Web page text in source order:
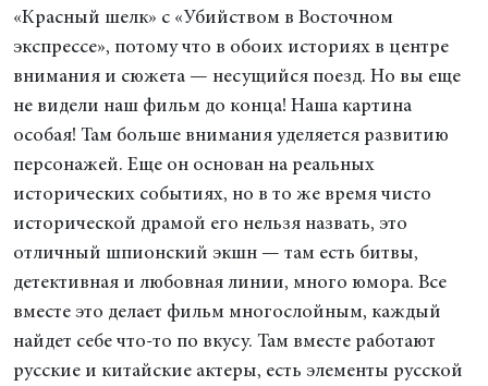
«Красный шелк» с «Убийством в Восточном
экспрессе», потому что в обоих историях в центре
внимания и сюжета — несущийся поезд. Но вы еще
не видели наш фильм до конца! Наша картина
особая! Там больше внимания уделяется развитию
персонажей. Еще он основан на реальных
исторических событиях, но в то же время чисто
исторической драмой его нельзя назвать, это
отличный шпионский экшн — там есть битвы,
детективная и любовная линии, много юмора. Все
вместе это делает фильм многослойным, каждый
найдет себе что-то по вкусу. Там вместе работают
русские и китайские актеры, есть элементы русской